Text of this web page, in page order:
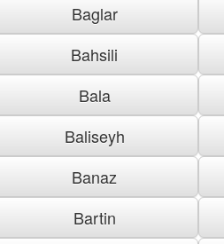
Baglar
Bahsili
Bala
Baliseyh
Banaz
Bartin